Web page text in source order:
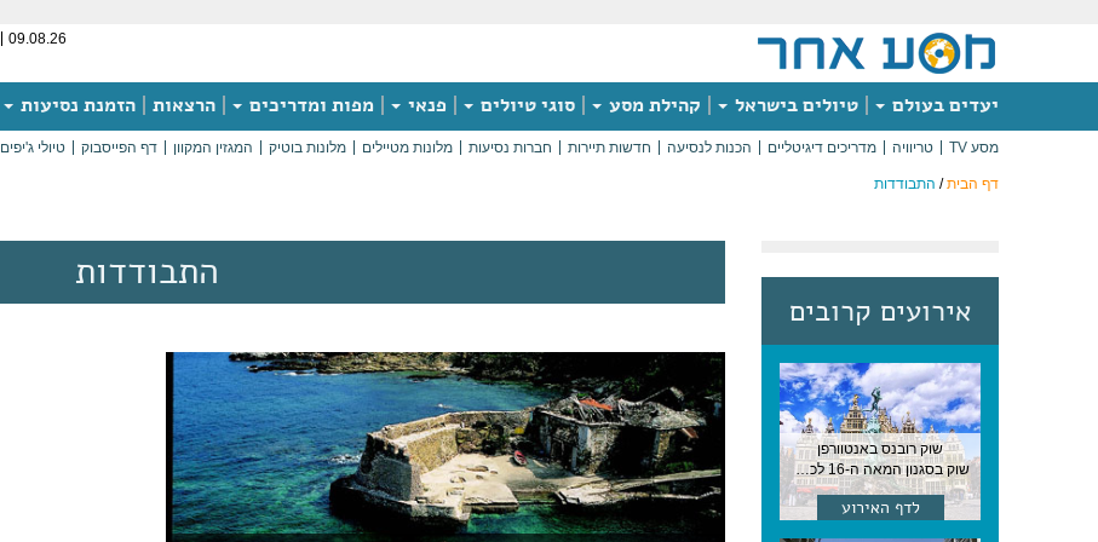
09.08.26
יעדים בעולם טיולים בישראל קהילת מסע סוגי טיולים פנאי מפות ומדריכים הרצאות הזמנת נסיעות
מסע TV טריוויה מדריכים דיגיטליים הכנות לנסיעה חדשות תיירות חברות נסיעות מלונות מטיילים מלונות בוטיק המגזין המקוון דף הפייסבוק טיולי ג'יפים
דף הבית/ התבודדות
אירועים קרובים
שוק רובנס באנטוורפן
שוק בסגנון המאה ה-16 לכבודו של הצייר המפורסם, בן העיר, נערך ב-15 באוגוסט באנטוורפן
לדף האירוע
התבודדות